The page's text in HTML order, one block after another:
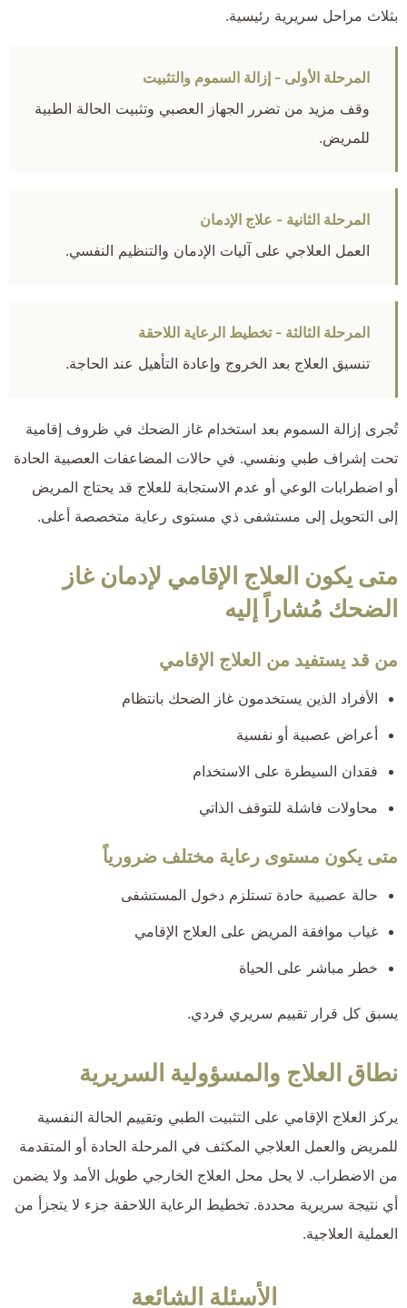
بثلاث مراحل سريرية رئيسية.
المرحلة الأولى - إزالة السموم والتثبيت
وقف مزيد من تضرر الجهاز العصبي وتثبيت الحالة الطبية
للمريض.
المرحلة الثانية - علاج الإدمان
العمل العلاجي على آليات الإدمان والتنظيم النفسي.
المرحلة الثالثة - تخطيط الرعاية اللاحقة
تنسيق العلاج بعد الخروج وإعادة التأهيل عند الحاجة.
تُجرى إزالة السموم بعد استخدام غاز الضحك في ظروف إقامية
تحت إشراف طبي ونفسي. في حالات المضاعفات العصبية الحادة
أو اضطرابات الوعي أو عدم الاستجابة للعلاج قد يحتاج المريض
إلى التحويل إلى مستشفى ذي مستوى رعاية متخصصة أعلى.
متى يكون العلاج الإقامي لإدمان غاز
الضحك مُشاراً إليه
من قد يستفيد من العلاج الإقامي
الأفراد الذين يستخدمون غاز الضحك بانتظام
أعراض عصبية أو نفسية
فقدان السيطرة على الاستخدام
محاولات فاشلة للتوقف الذاتي
متى يكون مستوى رعاية مختلف ضرورياً
حالة عصبية حادة تستلزم دخول المستشفى
غياب موافقة المريض على العلاج الإقامي
خطر مباشر على الحياة
يسبق كل قرار تقييم سريري فردي.
نطاق العلاج والمسؤولية السريرية
يركز العلاج الإقامي على التثبيت الطبي وتقييم الحالة النفسية
للمريض والعمل العلاجي المكثف في المرحلة الحادة أو المتقدمة
من الاضطراب. لا يحل محل العلاج الخارجي طويل الأمد ولا يضمن
أي نتيجة سريرية محددة. تخطيط الرعاية اللاحقة جزء لا يتجزأ من
العملية العلاجية.
الأسئلة الشائعة